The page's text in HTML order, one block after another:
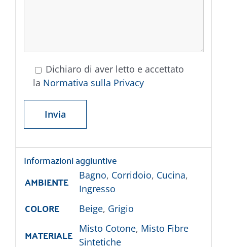
Dichiaro di aver letto e accettato
la Normativa sulla Privacy
Informazioni aggiuntive
AMBIENTE
Bagno, Corridoio, Cucina,
Ingresso
COLORE Beige, Grigio
MATERIALE Misto Cotone, Misto Fibre
Sintetiche